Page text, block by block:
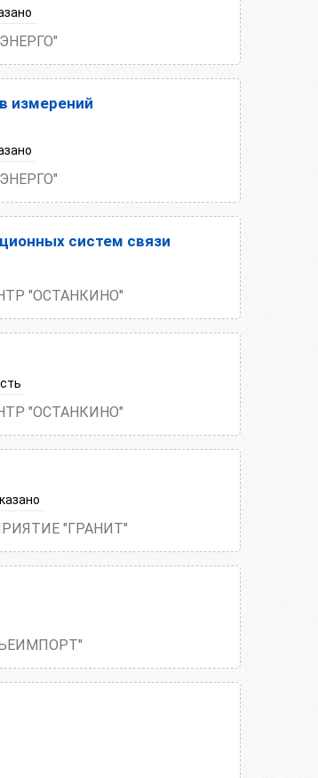
измерений
систем связи
"ОСТАНКИНО"
"ОСТАНКИНО"
"ГРАНИТ"